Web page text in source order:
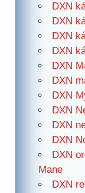
DXN
DXN
DXN
DXN
DXN
DXN
DXN
DXN
DXN
DXN
DXN
Mane
DXN